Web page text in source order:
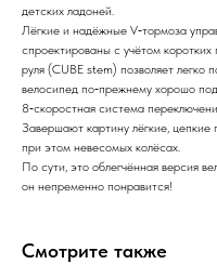
детских ладоней.
Лёгкие и надёжные V‑тормоза
спроектированы с учётом
руля (CUBE stem) позволяет легко
велосипед по‑прежнему хорошо
8‑скоростная система
Завершают картину лёгкие,
при этом невесомых колёсах.
По сути, это облегчённая версия
он непременно понравится!
Смотрите также